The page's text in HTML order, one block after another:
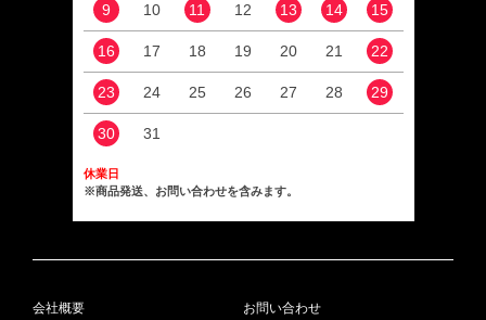
9 10 11 12 13 14 15
16 17 18 19 20 21 22
23 24 25 26 27 28 29
30 31
休業日
※商品発送、お問い合わせを含みます。
会社概要 お問い合わせ